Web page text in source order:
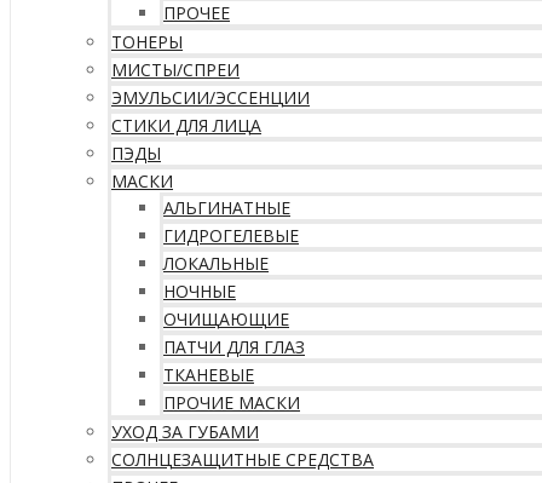
ПРОЧЕЕ
ТОНЕРЫ
МИСТЫ/СПРЕИ
ЭМУЛЬСИИ/ЭССЕНЦИИ
СТИКИ ДЛЯ ЛИЦА
ПЭДЫ
МАСКИ
АЛЬГИНАТНЫЕ
ГИДРОГЕЛЕВЫЕ
ЛОКАЛЬНЫЕ
НОЧНЫЕ
ОЧИЩАЮЩИЕ
ПАТЧИ ДЛЯ ГЛАЗ
ТКАНЕВЫЕ
ПРОЧИЕ МАСКИ
УХОД ЗА ГУБАМИ
СОЛНЦЕЗАЩИТНЫЕ СРЕДСТВА